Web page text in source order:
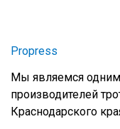
Propress
Мы являемся
производителей
Краснодарского